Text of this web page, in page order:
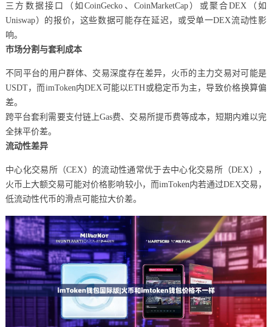
三方数据接口（如CoinGecko、CoinMarketCap）或聚合DEX（如
Uniswap）的报价，这些数据可能存在延迟，或受单一DEX流动性影
响。
市场分割与套利成本
不同平台的用户群体、交易深度存在差异，火币的主力交易对可能是
USDT，而imToken内DEX可能以ETH或稳定币为主，导致价格换算偏
差。
跨平台套利需要支付链上Gas费、交易所提币费等成本，短期内难以完
全抹平价差。
流动性差异
中心化交易所（CEX）的流动性通常优于去中心化交易所（DEX），
火币上大额交易可能对价格影响较小，而imToken内若通过DEX交易，
低流动性代币的滑点可能拉大价差。